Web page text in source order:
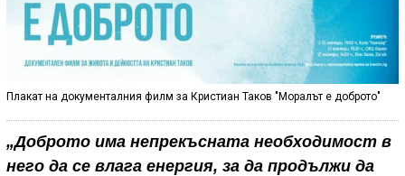
Плакат на документалния филм за Кристиан Таков "Моралът е доброто"
„Доброто има непрекъсната необходимост в
него да се влага енергия, за да продължи да